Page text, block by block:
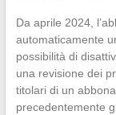
Da aprile 2024,
automaticamente
possibilità di
una revisione dei
titolari di un
precedentemente